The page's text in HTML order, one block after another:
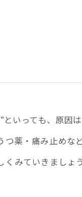
いっても、原因
薬・痛み止めな
みていきましょう